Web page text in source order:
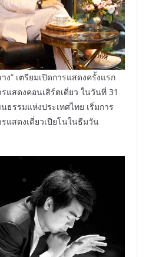
ง” เตรียมเปิดการแสดงครั้งแรก
แสดงคอนเสิร์ตเดี่ยว ในวันที่ 31
รรมแห่งประเทศไทย เริ่มการ
แสดงเดี่ยวเปียโนในธีมวัน